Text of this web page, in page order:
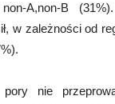
A,non-B
w zależności od
nie